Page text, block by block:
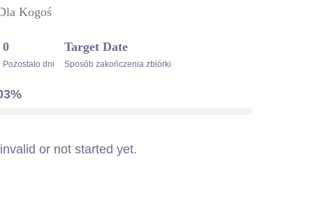
Kogoś
0
Pozostało dni
Target Date
Sposób zakończenia zbiórki
or not started yet.